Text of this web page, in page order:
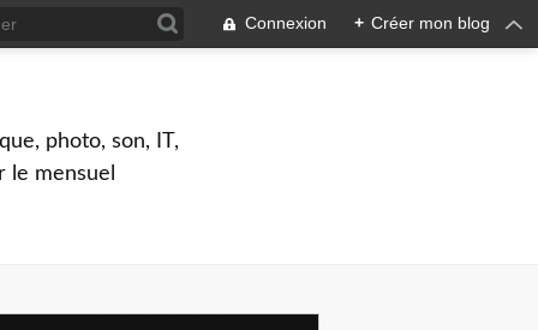
Connexion + Créer mon blog
photo, son, IT,
le mensuel